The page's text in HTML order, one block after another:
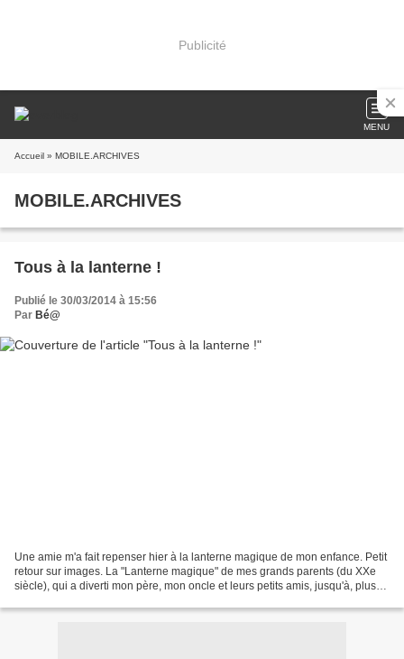
Publicité
MENU
Accueil » MOBILE.ARCHIVES
MOBILE.ARCHIVES
Tous à la lanterne !
Publié le 30/03/2014 à 15:56
Par Bé@
Une amie m'a fait repenser hier à la lanterne magique de mon enfance. Petit
retour sur images. La "Lanterne magique" de mes grands parents (du XXe
siècle), qui a diverti mon père, mon oncle et leurs petits amis, jusqu'à, plus